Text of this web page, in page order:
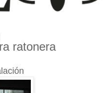
ratonera